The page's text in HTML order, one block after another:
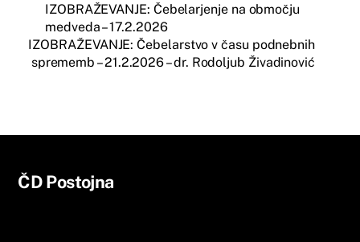
IZOBRAŽEVANJE: Čebelarjenje na območju
medveda – 17.2.2026
IZOBRAŽEVANJE: Čebelarstvo v času podnebnih
sprememb – 21.2.2026 – dr. Rodoljub Živadinović
ČD Postojna